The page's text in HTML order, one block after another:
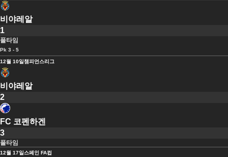
비야레알
1
풀타임
Pk 3 - 5
12월 10일챔피언스리그
비야레알
2
FC 코펜하겐
3
풀타임
12월 17일스페인 FA컵